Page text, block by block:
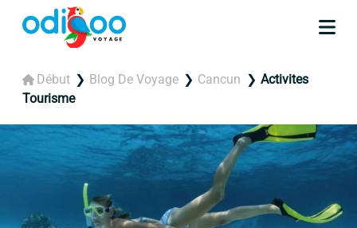
Début Blog De Voyage Cancun
Activites
Tourisme